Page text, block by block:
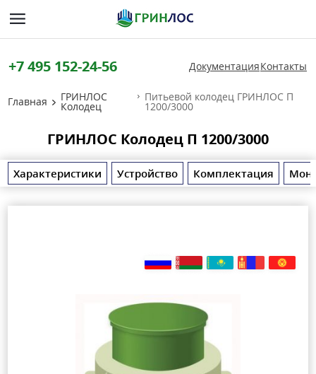
+7 495 152-24-56 ДокументацияКонтакты
Главная ГРИНЛОС
Колодец
Питьевой колодец ГРИНЛОС П
1200/3000
ГРИНЛОС Колодец П 1200/3000
Характеристики Устройство Комплектация